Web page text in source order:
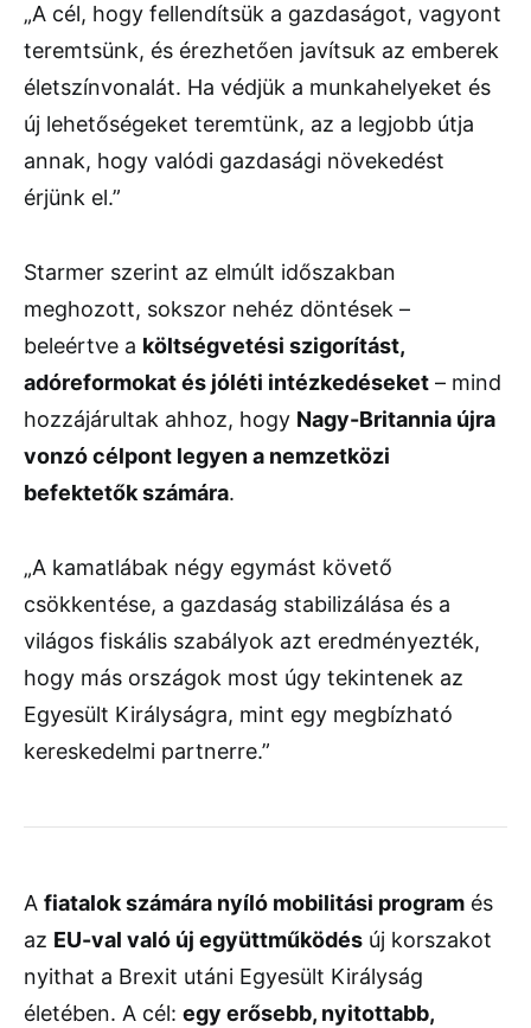
„A cél, hogy fellendítsük a gazdaságot, vagyont
teremtsünk, és érezhetően javítsuk az emberek
életszínvonalát. Ha védjük a munkahelyeket és
új lehetőségeket teremtünk, az a legjobb útja
annak, hogy valódi gazdasági növekedést
érjünk el.”
Starmer szerint az elmúlt időszakban
meghozott, sokszor nehéz döntések –
beleértve a költségvetési szigorítást,
adóreformokatés jóléti intézkedéseket – mind
hozzájárultak ahhoz, hogy Nagy-Britannia újra
vonzócélpont legyena nemzetközi
befektetőkszámára.
„A kamatlábak négy egymást követő
csökkentése, a gazdaság stabilizálása és a
világos fiskális szabályok azt eredményezték,
hogy más országok most úgy tekintenek az
Egyesült Királyságra, mint egy megbízható
kereskedelmi partnerre.”
A fiatalokszámára nyíló mobilitási program és
az EU-val való új együttműködés új korszakot
nyithat a Brexit utáni Egyesült Királyság
életében. A cél: egy erősebb, nyitottabb,